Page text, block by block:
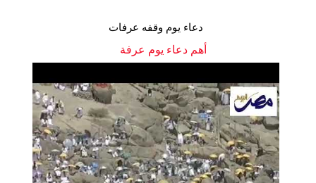
دعاء يوم وقفه عرفات
أهم دعاء يوم عرفة